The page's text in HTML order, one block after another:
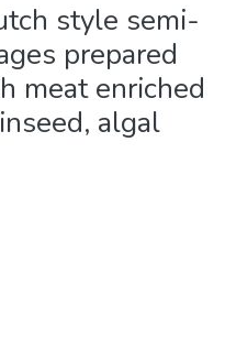
style semi-
prepared
meat enriched
algal